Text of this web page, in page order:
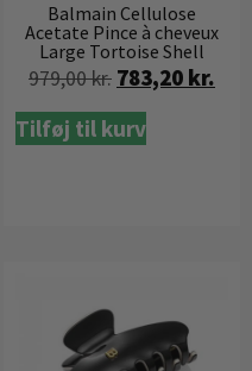
Balmain Cellulose
Acetate Pince à cheveux
Large Tortoise Shell
979,00kr. 783,20 kr.
Tilføj til kurv